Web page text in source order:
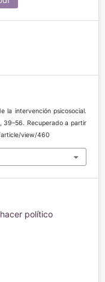
la intervención psicosocial.
39–56. Recuperado a partir
view/460
político